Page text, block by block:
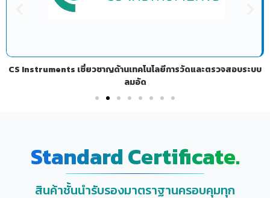
CS Instruments เชี่ยวชาญด้านเทคโนโลยีการวัดและตรวจสอบระบบ
ลมอัด
Standard Certificate.
สินค้าชั้นนำรับรองมาตราฐานครอบคุมทุก